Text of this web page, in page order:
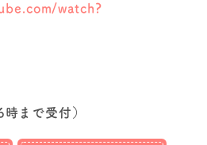
watch?
まで受付）